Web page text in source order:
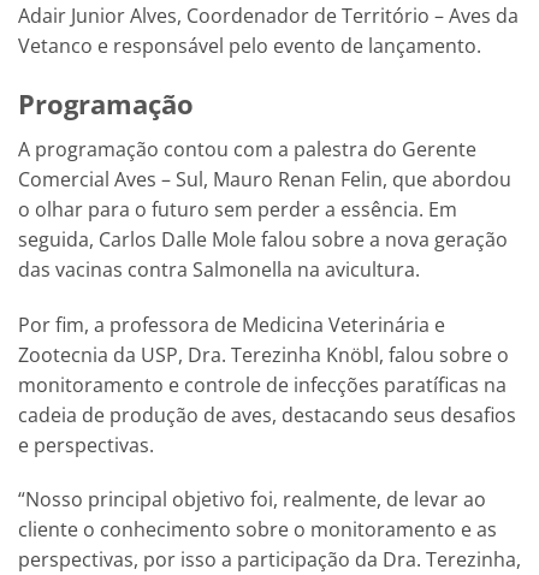
Adair Junior Alves, Coordenador de Território – Aves da
Vetanco e responsável pelo evento de lançamento.
Programação
A programação contou com a palestra do Gerente
Comercial Aves – Sul, Mauro Renan Felin, que abordou
o olhar para o futuro sem perder a essência. Em
seguida, Carlos Dalle Mole falou sobre a nova geração
das vacinas contra Salmonella na avicultura.
Por fim, a professora de Medicina Veterinária e
Zootecnia da USP, Dra. Terezinha Knöbl, falou sobre o
monitoramento e controle de infecções paratíficas na
cadeia de produção de aves, destacando seus desafios
e perspectivas.
“Nosso principal objetivo foi, realmente, de levar ao
cliente o conhecimento sobre o monitoramento e as
perspectivas, por isso a participação da Dra. Terezinha,